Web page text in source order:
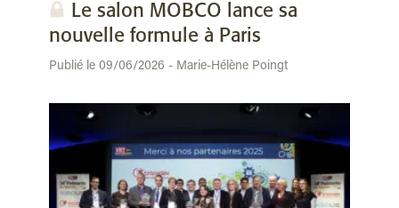
Le salon MOBCO lance sa
nouvelle formule à Paris
Publié le 09/06/2026 - Marie-Hélène Poingt